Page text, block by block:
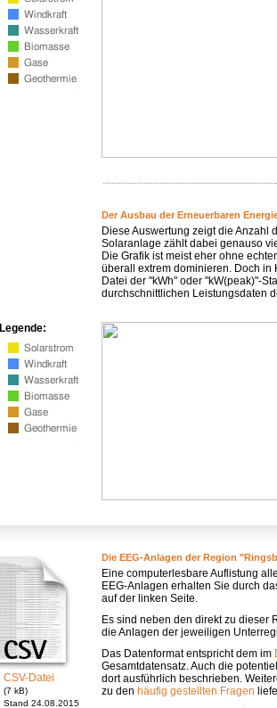
Der Ausbau der Erneuerbaren
Diese Auswertung zeigt die Anzahl
Solaranlage zählt dabei genauso
Die Grafik ist meist eher ohne
überall extrem dominieren. Doch in
Datei der "kWh" oder "kW(peak)"-
durchschnittlichen Leistungsdaten
Legende:
CSV-Datei
(7 kB)
Stand 24.08.2015
Die EEG-Anlagen der Region
Eine computerlesbare Auflistung
EEG-Anlagen erhalten Sie durch
auf der linken Seite.
Es sind neben den direkt zu dieser
die Anlagen der jeweiligen
Das Datenformat entspricht dem im
Gesamtdatensatz. Auch die
dort ausführlich beschrieben.
zu den häufig gestellten Fragen